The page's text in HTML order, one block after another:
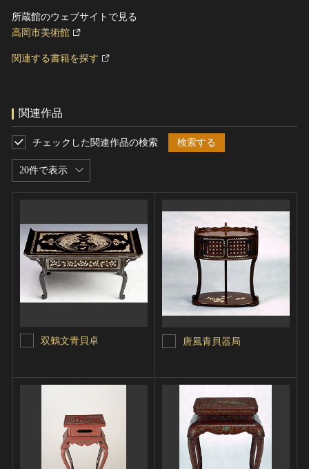
所蔵館のウェブサイトで見る
高岡市美術館
関連する書籍を探す
関連作品
20件で表示
チェックした関連作品の検索 検索する
双鶴文青貝卓 唐風青貝器局